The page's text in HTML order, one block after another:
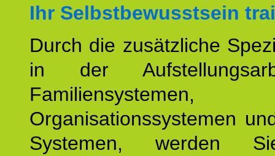
Ihr Selbstbewusstsein
Durch die zusätzliche
in der
Familiensystemen,
Organisationssystemen
Systemen, werden